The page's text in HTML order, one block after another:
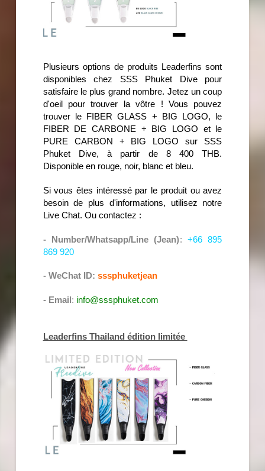
Plusieurs options de produits Leaderfins sont
disponibles chez SSS Phuket Dive pour
satisfaire le plus grand nombre. Jetez un coup
d'oeil pour trouver la vôtre ! Vous pouvez
trouver le FIBER GLASS + BIG LOGO, le
FIBER DE CARBONE + BIG LOGO et le
PURE CARBON + BIG LOGO sur SSS
Phuket Dive, à partir de 8 400 THB.
Disponible en rouge, noir, blanc et bleu.
Si vous êtes intéressé par le produit ou avez
besoin de plus d'informations, utilisez notre
Live Chat. Ou contactez :
- Number/Whatsapp/Line (Jean): +66 895
869 920
- WeChat ID: sssphuketjean
- Email: info@sssphuket.com
Leaderfins Thailand édition limitée